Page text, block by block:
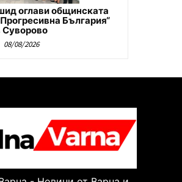
оглави общинската
България“
Суворово
08/08/2026